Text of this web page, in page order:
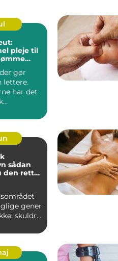
pleje til
gør
lettere.
har det
den rette
gener
skuldre